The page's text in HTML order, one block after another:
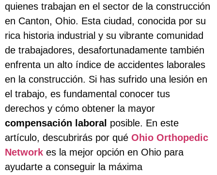
quienes trabajan en el sector de la construcción
en Canton, Ohio. Esta ciudad, conocida por su
rica historia industrial y su vibrante comunidad
de trabajadores, desafortunadamente también
enfrenta un alto índice de accidentes laborales
en la construcción. Si has sufrido una lesión en
el trabajo, es fundamental conocer tus
derechos y cómo obtener la mayor
compensación laboral posible. En este
artículo, descubrirás por qué Ohio Orthopedic
Network es la mejor opción en Ohio para
ayudarte a conseguir la máxima